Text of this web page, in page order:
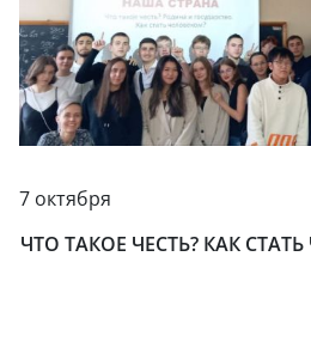
7 октября
ЧТО ТАКОЕ ЧЕСТЬ? КАК